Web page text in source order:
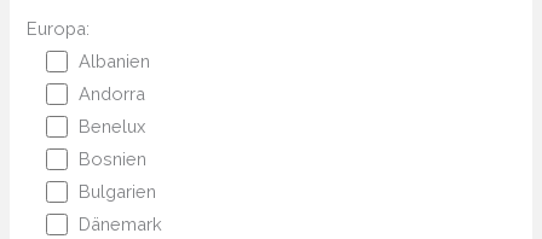
Europa:
Albanien
Andorra
Benelux
Bosnien
Bulgarien
Dänemark